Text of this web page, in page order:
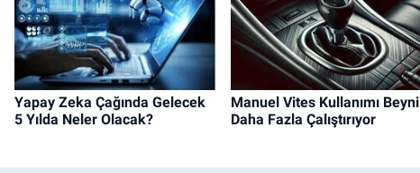
Yapay Zeka Çağında Gelecek
5 Yılda Neler Olacak?
Manuel Vites Kullanımı Beyni
Daha Fazla Çalıştırıyor